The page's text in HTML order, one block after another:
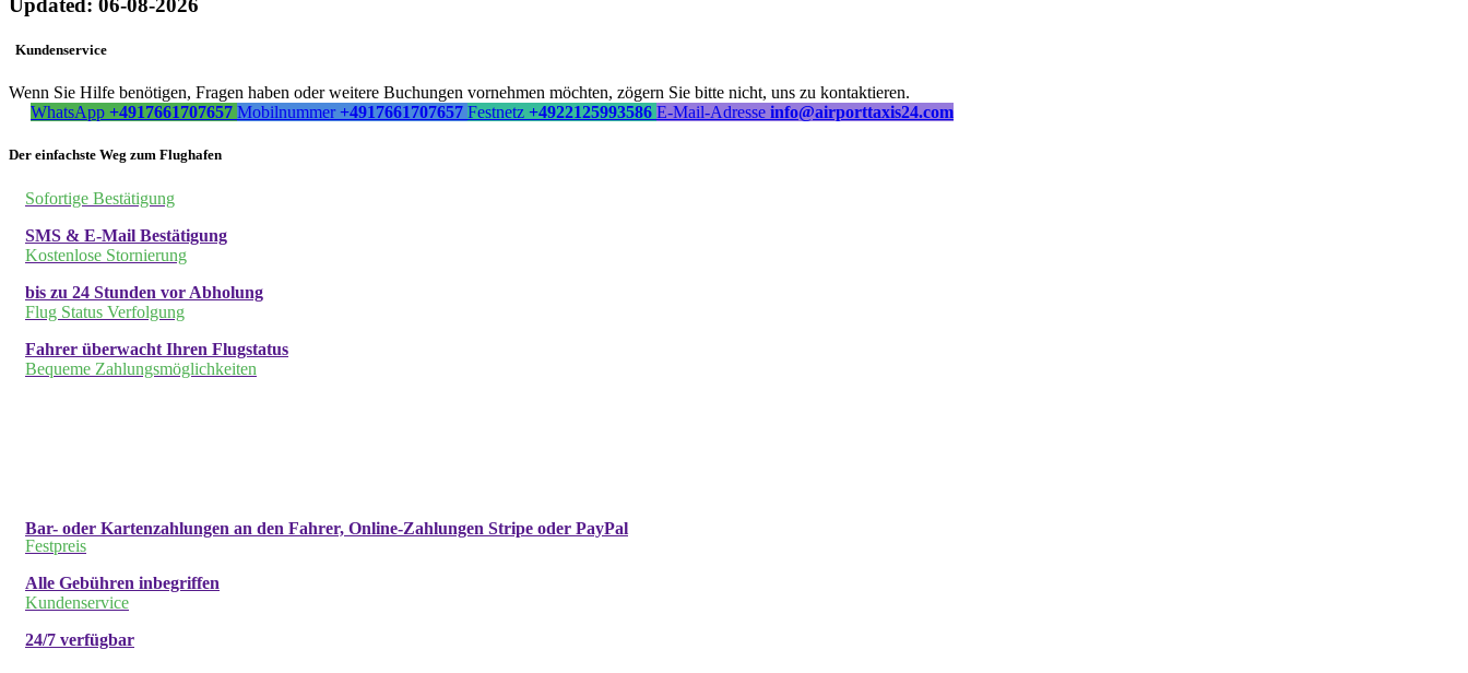
Updated: 06-08-2026
Kundenservice
Wenn Sie Hilfe benötigen, Fragen haben oder weitere Buchungen vornehmen möchten, zögern Sie bitte nicht, uns zu kontaktieren.
WhatsApp +4917661707657 Mobilnummer +4917661707657 Festnetz +4922125993586 E-Mail-Adresse info@airporttaxis24.com
Der einfachste Weg zum Flughafen
Sofortige Bestätigung
SMS & E-Mail Bestätigung
Kostenlose Stornierung
bis zu 24 Stunden vor Abholung
Flug Status Verfolgung
Fahrer überwacht Ihren Flugstatus
Bequeme Zahlungsmöglichkeiten
Bar- oder Kartenzahlungen an den Fahrer, Online-Zahlungen Stripe oder PayPal
Festpreis
Alle Gebühren inbegriffen
Kundenservice
24/7 verfügbar